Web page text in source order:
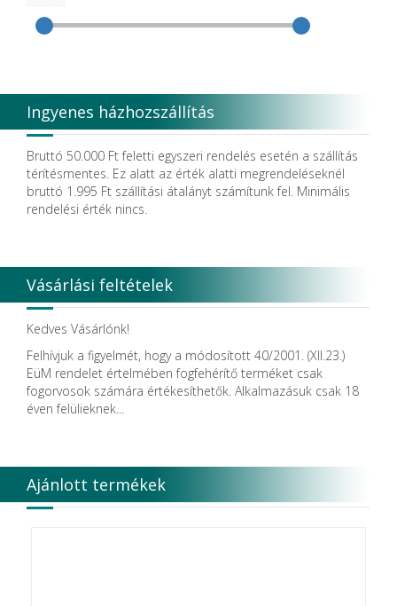
Coxo Medical Instrument Co. Ltd.
Degradable Solutions AG
DELTA RT.
Dendia GmbH
DenMat Holdings, LLC
Dental Film srl.
Dental Pacific
Dentis
Dentsply Sirona
Detax
DFS
DIADENT
DIRECTA AB
Discus Dental PHILIPS
DISPOTECH S.r.l.
DKL
DUX
Edelweiss Dentistry Products GmbH
Edenta
Ingyenes házhozszállítás
Bruttó 50.000 Ft feletti egyszeri rendelés esetén a szállítás
térítésmentes. Ez alatt az érték alatti megrendeléseknél
bruttó 1.995 Ft szállítási átalányt számítunk fel. Minimális
rendelési érték nincs.
Vásárlási feltételek
Kedves Vásárlónk!
Felhívjuk a figyelmét, hogy a módosított 40/2001. (XII.23.)
EüM rendelet értelmében fogfehérítő terméket csak
fogorvosok számára értékesíthetők. Alkalmazásuk csak 18
éven felülieknek...
Ajánlott termékek